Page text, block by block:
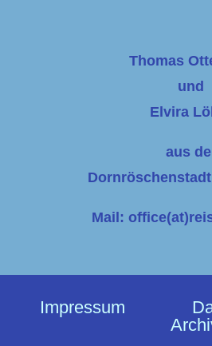
Thomas
und
Elvira
aus
Mail:
Impressum